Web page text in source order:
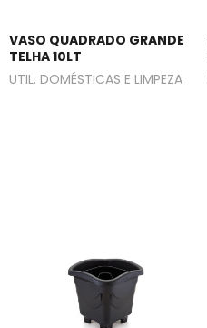
VASO QUADRADO GRANDE
TELHA 10LT
UTIL. DOMÉSTICAS E LIMPEZA